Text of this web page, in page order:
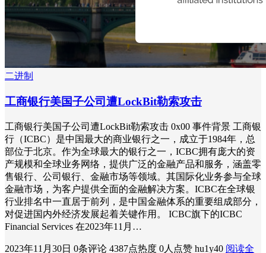
二进制
工商银行美国子公司遭LockBit勒索攻击
工商银行美国子公司遭LockBit勒索攻击 0x00 事件背景 工商银
行（ICBC）是中国最大的商业银行之一，成立于1984年，总
部位于北京。作为全球最大的银行之一，ICBC拥有庞大的资
产规模和全球业务网络，提供广泛的金融产品和服务，涵盖零
售银行、公司银行、金融市场等领域。其国际化业务参与全球
金融市场，为客户提供全面的金融解决方案。ICBC在全球银
行业排名中一直居于前列，是中国金融体系的重要组成部分，
对促进国内外经济发展起着关键作用。 ICBC旗下的ICBC
Financial Services 在2023年11月…
2023年11月30日 0条评论 4387点热度 0人点赞 hu1y40 阅读全